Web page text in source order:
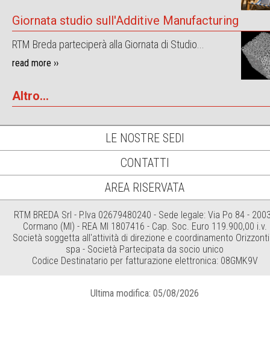
Giornata studio sull'Additive Manufacturing
RTM Breda parteciperà alla Giornata di Studio...
read more ››
Altro...
LE NOSTRE SEDI
CONTATTI
AREA RISERVATA
RTM BREDA Srl - P.Iva 02679480240 - Sede legale: Via Po 84 -
Cormano (MI) - REA MI 1807416 - Cap. Soc. Euro 119.900,00 i.v.
Società soggetta all'attività di direzione e coordinamento
spa - Società Partecipata da socio unico
Codice Destinatario per fatturazione elettronica: 08GMK9V
Ultima modifica: 05/08/2026